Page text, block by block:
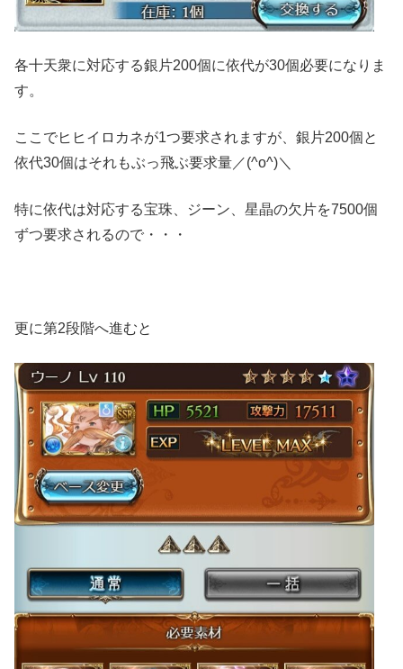
各十天衆に対応する銀片200個に依代が30個必要になりま
す。
ここでヒヒイロカネが1つ要求されますが、銀片200個と
依代30個はそれもぶっ飛ぶ要求量／(^o^)＼
特に依代は対応する宝珠、ジーン、星晶の欠片を7500個
ずつ要求されるので・・・
更に第2段階へ進むと